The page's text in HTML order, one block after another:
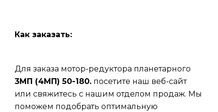
Как заказать:
Для заказа мотор-редуктора планетарного
3МП (4МП) 50-180. посетите наш веб-сайт
или свяжитесь с нашим отделом продаж. Мы
поможем подобрать оптимальную